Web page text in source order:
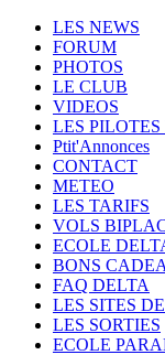
LES NEWS
FORUM
PHOTOS
LE CLUB
VIDEOS
LES
Ptit'Annonces
CONTACT
METEO
LES TARIFS
VOLS
ECOLE
BONS
FAQ DELTA
LES SITES
LES SORTIES
ECOLE